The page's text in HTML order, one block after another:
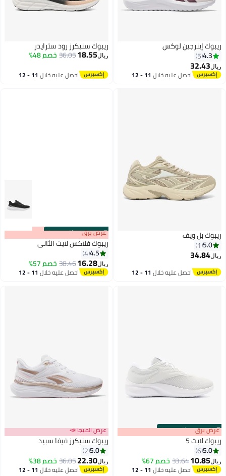
ريبوك إينرجين لوكس
4.3
5
ريال32.43
احصل عليه خلال 11 - 12
ريبوك سنيكرز رود سترايدر
ريال18.55
36.05خصم 48%
احصل عليه خلال 11 - 12
ريبوك بل ويف
5.0
1
ريال34.84
احصل عليه خلال 11 - 12
00m:00s
·باقي 100% عرض برق
ريبوك فلاكس لايت الثاني
4.5
4
ريال16.28
38.46خصم 57%
احصل عليه خلال 11 - 12
00m:00s
·باقي 100% عرض برق
ريبوك لايت 5
5.0
6
ريال10.85
33.64خصم 67%
احصل عليه خلال 11 - 12
عرض الميجا 📣
ريبوك سنيكرز فيفا سبيد
5.0
2
ريال22.30
36.05خصم 38%
احصل عليه خلال 11 - 12